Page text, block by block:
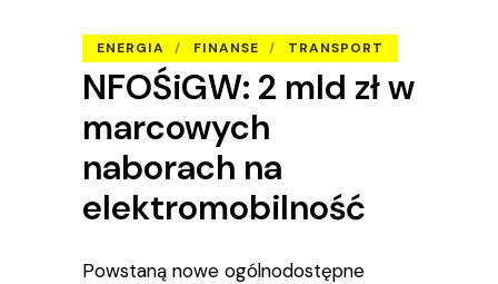
ENERGIA FINANSE TRANSPORT
NFOŚiGW: 2 mld zł w
marcowych
naborach na
elektromobilność
Powstaną nowe ogólnodostępne